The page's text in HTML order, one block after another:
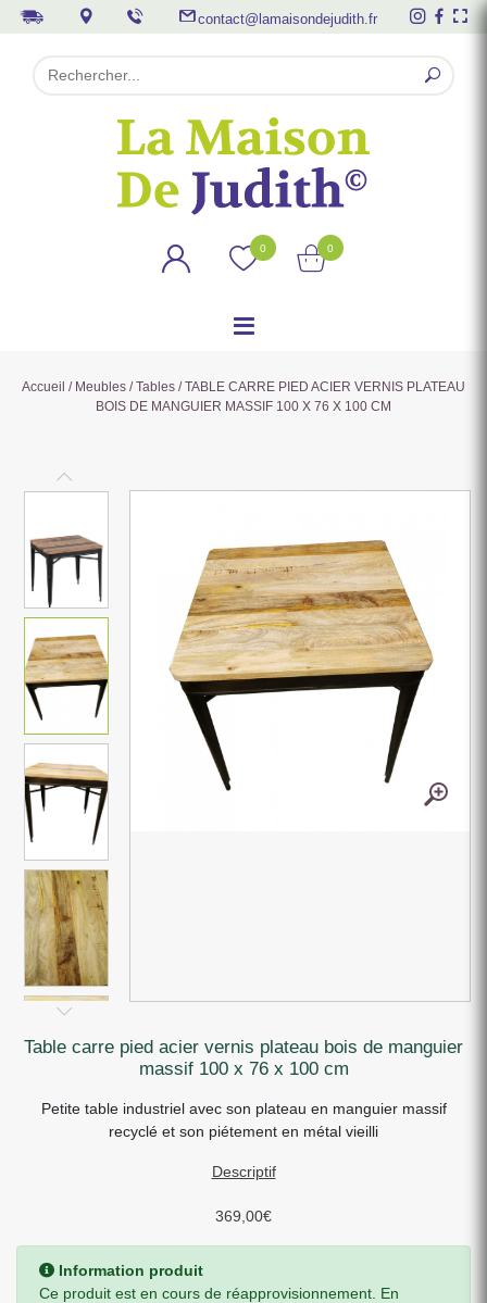
contact@lamaisondejudith.fr
0 0
Accueil / Meubles /Tables / TABLE CARRE PIED ACIER VERNIS PLATEAU
BOIS DE MANGUIER MASSIF 100 X 76 X 100 CM
table carre pied acier vernis plateau bois de manguier
massif 100 x 76 x 100 cm
Petite table industriel avec son plateau en manguier massif
recyclé et son piétement en métal vieilli
Descriptif
369,00€
Information produit
Ce produit est en cours de réapprovisionnement. En